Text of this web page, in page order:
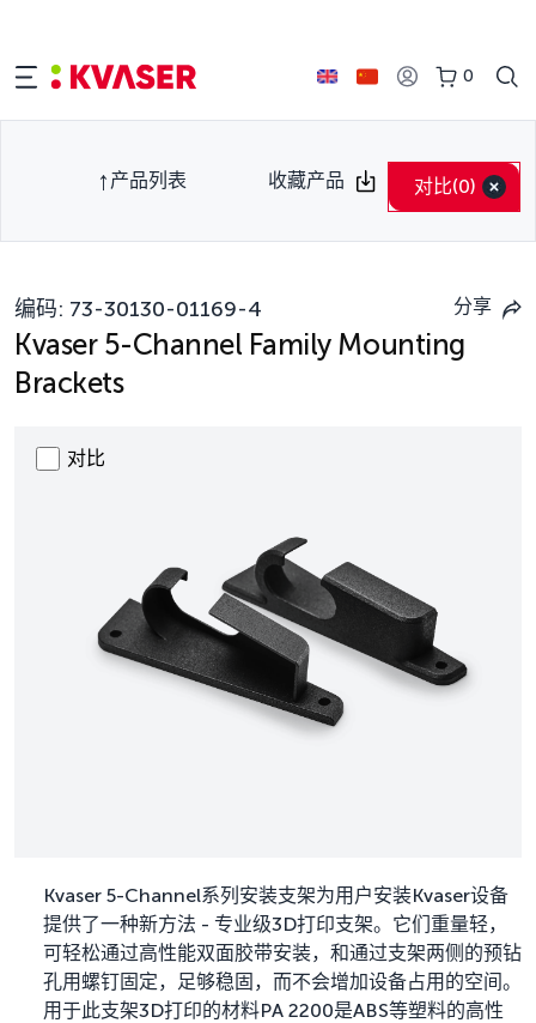
0
产品列表 收藏产品 对比(0)
编码: 73-30130-01169-4 分享
Kvaser 5-Channel Family Mounting
Brackets
对比
Kvaser 5-Channel系列安装支架为用户安装Kvaser设备
提供了一种新方法 - 专业级3D打印支架。它们重量轻，
可轻松通过高性能双面胶带安装，和通过支架两侧的预钻
孔用螺钉固定，足够稳固，而不会增加设备占用的空间。
用于此支架3D打印的材料PA 2200是ABS等塑料的高性